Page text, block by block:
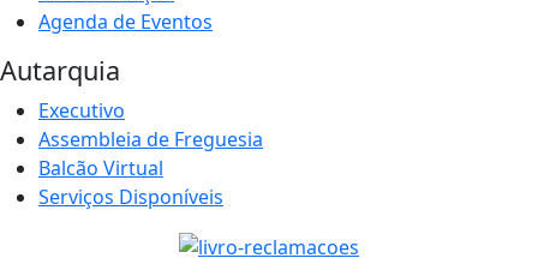
Agenda de Eventos
Autarquia
Executivo
Assembleia de Freguesia
Balcão Virtual
Serviços Disponíveis